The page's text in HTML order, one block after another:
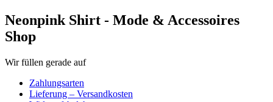
Neonpink Shirt - Mode & Accessoires
Shop
Wir füllen gerade auf
Zahlungsarten
Lieferung – Versandkosten